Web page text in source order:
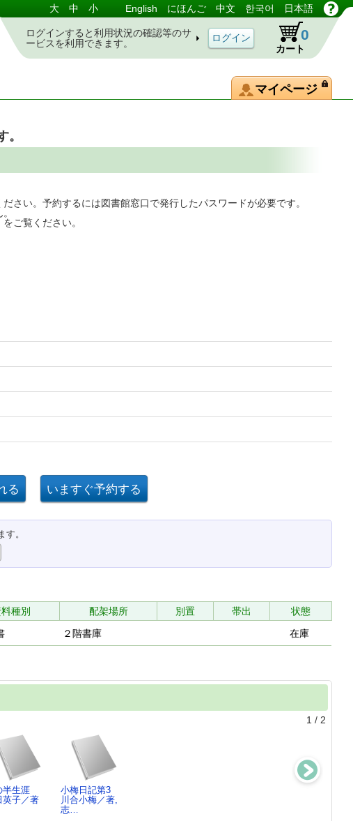
大 中 小 English にほんご 中文 한국어 日本語
ログインすると利用状況の確認等のサ
ービスを利用できます。
カート
0
マイページ
さい。予約するには図書館窓口で発行したパスワードが必要です。
ご覧ください。
。
種別 配架場所 別置 帯出
状態
２階書庫 在庫
1 / 2
半生涯
英子／著
小梅日記第3
川合小梅／著,
志…